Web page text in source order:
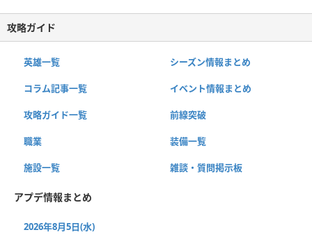
攻略ガイド
英雄一覧 シーズン情報まとめ
コラム記事一覧 イベント情報まとめ
攻略ガイド一覧 前線突破
職業 装備一覧
施設一覧 雑談・質問掲示板
アプデ情報まとめ
2026年8月5日(水)